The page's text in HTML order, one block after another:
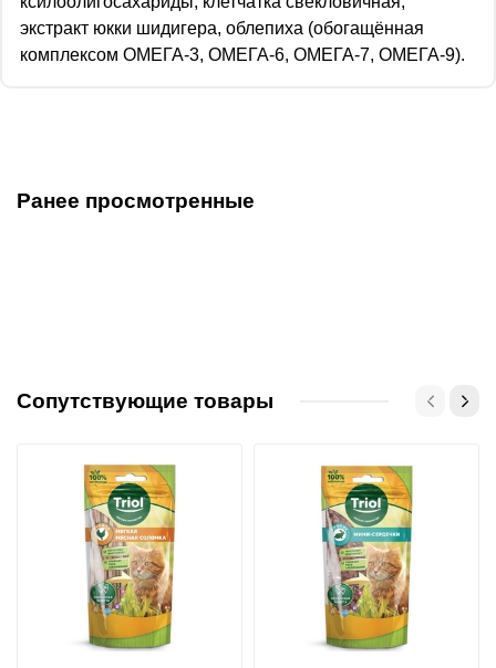
экстракт юкки шидигера, облепиха (обогащённая
комплексом ОМЕГА-3, ОМЕГА-6, ОМЕГА-7, ОМЕГА-9).
Ранее просмотренные
Сопутствующие товары